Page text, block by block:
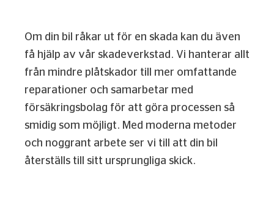
Om din bil råkar ut för en skada kan du även
få hjälp av vår skadeverkstad. Vi hanterar allt
från mindre plåtskador till mer omfattande
reparationer och samarbetar med
försäkringsbolag för att göra processen så
smidig som möjligt. Med moderna metoder
och noggrant arbete ser vi till att din bil
återställs till sitt ursprungliga skick.